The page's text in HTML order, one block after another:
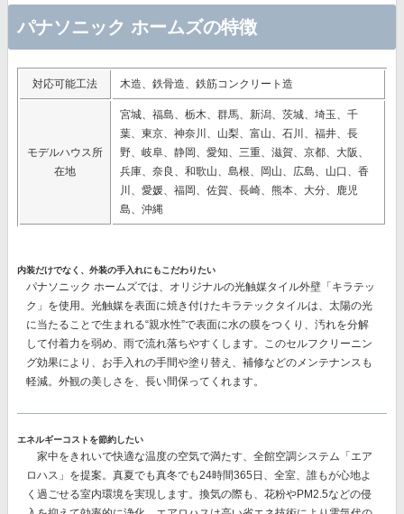
パナソニック ホームズの特徴
対応可能工法 木造、鉄骨造、鉄筋コンクリート造
モデルハウス所
在地
宮城、福島、栃木、群馬、新潟、茨城、埼玉、千
葉、東京、神奈川、山梨、富山、石川、福井、長
野、岐阜、静岡、愛知、三重、滋賀、京都、大阪、
兵庫、奈良、和歌山、島根、岡山、広島、山口、香
川、愛媛、福岡、佐賀、長崎、熊本、大分、鹿児
島、沖縄
内装だけでなく、外装の手入れにもこだわりたい
パナソニック ホームズでは、オリジナルの光触媒タイル外壁「キラテッ
ク」 を使用。光触媒を表面に焼き付けたキラテックタイルは、太陽の光
に当たることで生まれる“親水性”で表面に水の膜をつくり、汚れを分解
して付着力を弱め、雨で流れ落ちやすくします。このセルフクリーニン
グ効果により、 お手入れの手間や塗り替え、補修などのメンテナンスも
軽減。 外観の美しさを、長い間保ってくれます。
エネルギーコストを節約したい
家中をきれいで快適な温度の空気で満たす、 全館空調システム「エア
ロハス」 を提案。真夏でも真冬でも24時間365日、全室、誰もが心地よ
く過ごせる室内環境を実現します。換気の際も、花粉やPM2.5などの侵